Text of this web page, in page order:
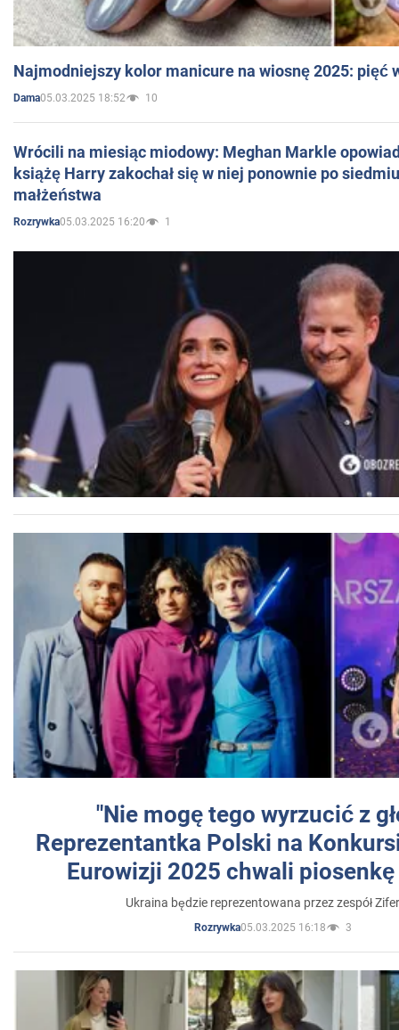
Najmodniejszy kolor manicure na wiosnę 2025: pięć
Dama05.03.2025 18:52 10
Wrócili na miesiąc miodowy: Meghan Markle
książę Harry zakochał się w niej ponownie po
małżeństwa
Rozrywka05.03.2025 16:20 1
"Nie mogę tego wyrzucić z
Reprezentantka Polski na
Eurowizji 2025 chwali
Ukraina będzie reprezentowana przez zespół
Rozrywka05.03.2025 16:18 3